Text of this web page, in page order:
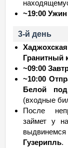
~19:00 Ужин
3-й день
Гранитный
~09:00
~10:00
Белой под
(входные
После
займет у
Гузерипль.